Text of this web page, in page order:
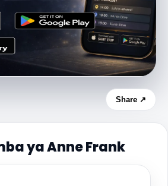
Share ↗
ya Anne Frank